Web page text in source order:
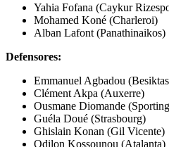
Yahia Fofana (Caykur
Mohamed Koné (Charleroi)
Alban Lafont (Panathinaikos)
Defensores:
Emmanuel Agbadou
Clément Akpa (Auxerre)
Ousmane Diomande
Guéla Doué (Strasbourg)
Ghislain Konan (Gil Vicente)
Odilon Kossounou (Atalanta)